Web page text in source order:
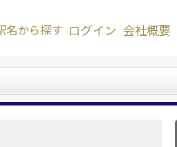
名から探す ログイン 会社概要